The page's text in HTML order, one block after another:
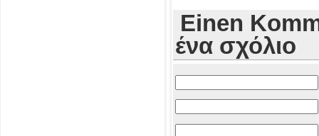
Einen
ένα σχόλιο